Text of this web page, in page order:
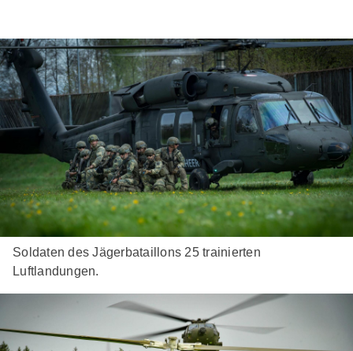
Soldaten des Jägerbataillons 25 trainierten
Luftlandungen.